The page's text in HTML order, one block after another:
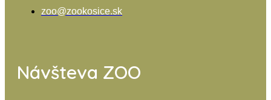
zoo@zookosice.sk
Návšteva ZOO